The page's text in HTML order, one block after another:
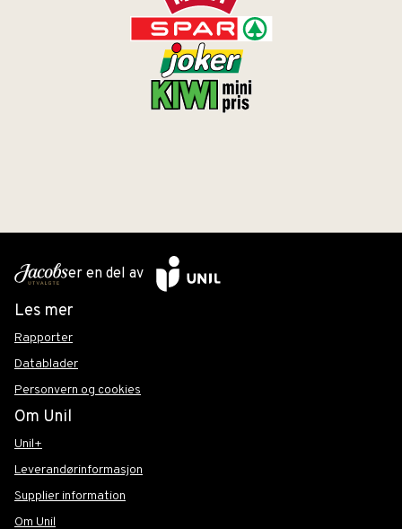
er en del av
Les mer
Rapporter
Datablader
Personvern og cookies
Om Unil
Unil+
Leverandørinformasjon
Supplier information
Om Unil